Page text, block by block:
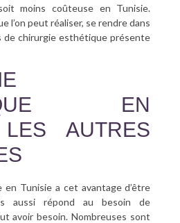
moins coûteuse en Tunisie.
l’on peut réaliser, se rendre dans
de chirurgie esthétique présente
EN
AUTRES
Tunisie a cet avantage d’être
aussi répond au besoin de
avoir besoin. Nombreuses sont